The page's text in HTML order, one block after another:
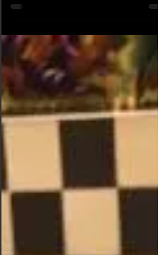
L’été est fini, les fêtes approchent à grand pas, les